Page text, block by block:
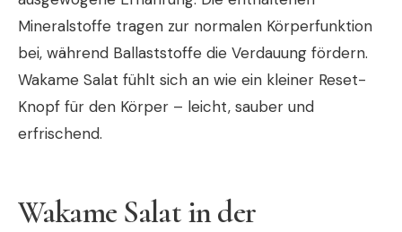
Mineralstoffe tragen zur normalen Körperfunktion
bei, während Ballaststoffe die Verdauung fördern.
Wakame Salat fühlt sich an wie ein kleiner Reset-
Knopf für den Körper – leicht, sauber und
erfrischend.
Wakame Salat in der